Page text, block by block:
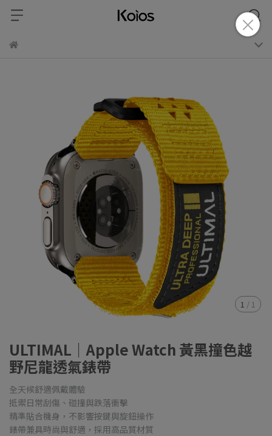
1 / 1
ULTIMAL｜Apple Watch 黃黑撞色越
野尼龍透氣錶帶
全天候舒適佩戴體驗
抵禦日常刮傷、碰撞與跌落衝擊
精準貼合機身，不影響按鍵與旋鈕操作
錶帶兼具時尚與舒適，採用高品質材質